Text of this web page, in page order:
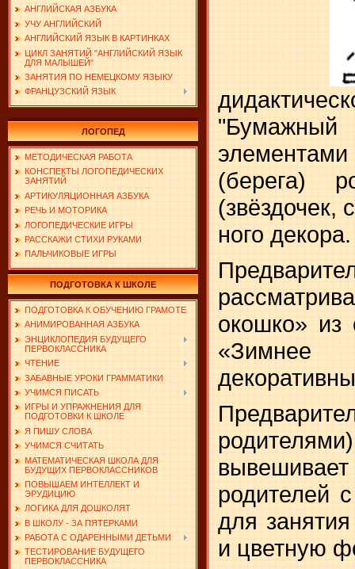
АНГЛИЙСКАЯ АЗБУКА
УЧУ АНГЛИЙСКИЙ
АНГЛИЙСКИЙ ЯЗЫК В КАРТИНКАХ
ЦИКЛ ЗАНЯТИЙ "АНГЛИЙСКИЙ ЯЗЫК
ДЛЯ МАЛЫШЕЙ"
ЗАНЯТИЯ ПО НЕМЕЦКОМУ ЯЗЫКУ
ФРАНЦУЗСКИЙ ЯЗЫК
ЛОГОПЕД
МЕТОДИЧЕСКАЯ РАБОТА
КОНСПЕКТЫ ЛОГОПЕДИЧЕСКИХ
ЗАНЯТИЙ
АРТИКУЛЯЦИОННАЯ АЗБУКА
РЕЧЬ И МОТОРИКА
ЛОГОПЕДИЧЕСКИЕ ИГРЫ
РАССКАЖИ СТИХИ РУКАМИ
ПАЛЬЧИКОВЫЕ ИГРЫ
ПОДГОТОВКА К ШКОЛЕ
ПОДГОТОВКА К ОБУЧЕНИЮ ГРАМОТЕ
АНИМИРОВАННАЯ АЗБУКА
ЭНЦИКЛОПЕДИЯ БУДУЩЕГО
ПЕРВОКЛАССНИКА
ЧТЕНИЕ
ЗАБАВНЫЕ УРОКИ ГРАММАТИКИ
УЧИМСЯ ПИСАТЬ
ИГРЫ И УПРАЖНЕНИЯ ДЛЯ
ПОДГОТОВКИ К ШКОЛЕ
Я ПИШУ СЛОВА
УЧИМСЯ СЧИТАТЬ
МАТЕМАТИЧЕСКАЯ ШКОЛА ДЛЯ
БУДУЩИХ ПЕРВОКЛАССНИКОВ
ПОВЫШАЕМ ИНТЕЛЛЕКТ И
ЭРУДИЦИЮ
ЛОГИКА ДЛЯ ДОШКОЛЯТ
В ШКОЛУ - ЗА ПЯТЕРКАМИ
РАБОТА С ОДАРЕННЫМИ ДЕТЬМИ
ТЕСТИРОВАНИЕ БУДУЩЕГО
ПЕРВОКЛАССНИКА
(берега)
(звёздочек,
ного декора.
окошко» из
родителей
для
и цветную